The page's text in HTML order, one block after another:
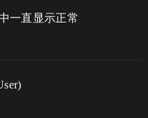
一直显示正常